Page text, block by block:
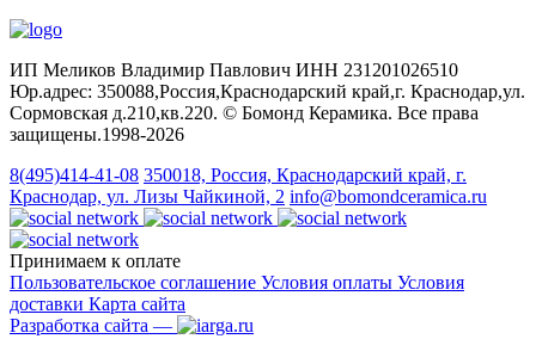
ИП Меликов Владимир Павлович ИНН 231201026510
Юр.адрес: 350088,Россия,Краснодарский край,г. Краснодар,ул.
Сормовская д.210,кв.220. © Бомонд Керамика. Все права
защищены.1998‑2026
8(495)414-41-08 350018, Россия, Краснодарский край, г.
Краснодар, ул. Лизы Чайкиной, 2 info@bomondceramica.ru
Принимаем к оплате
Пользовательское соглашение Условия оплаты Условия
доставки Карта сайта
Разработка сайта —